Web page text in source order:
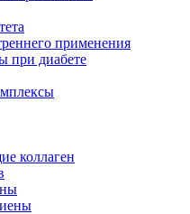
применения
при диабете
коллаген